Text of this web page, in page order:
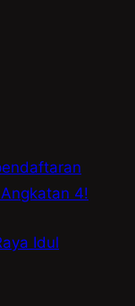
4!
Idul